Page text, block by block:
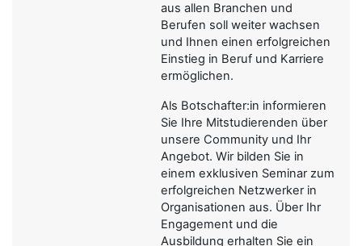
aus allen Branchen und
Berufen soll weiter wachsen
und Ihnen einen erfolgreichen
Einstieg in Beruf und Karriere
ermöglichen.
Als Botschafter:in informieren
Sie Ihre Mitstudierenden über
unsere Community und Ihr
Angebot. Wir bilden Sie in
einem exklusiven Seminar zum
erfolgreichen Netzwerker in
Organisationen aus. Über Ihr
Engagement und die
Ausbildung erhalten Sie ein